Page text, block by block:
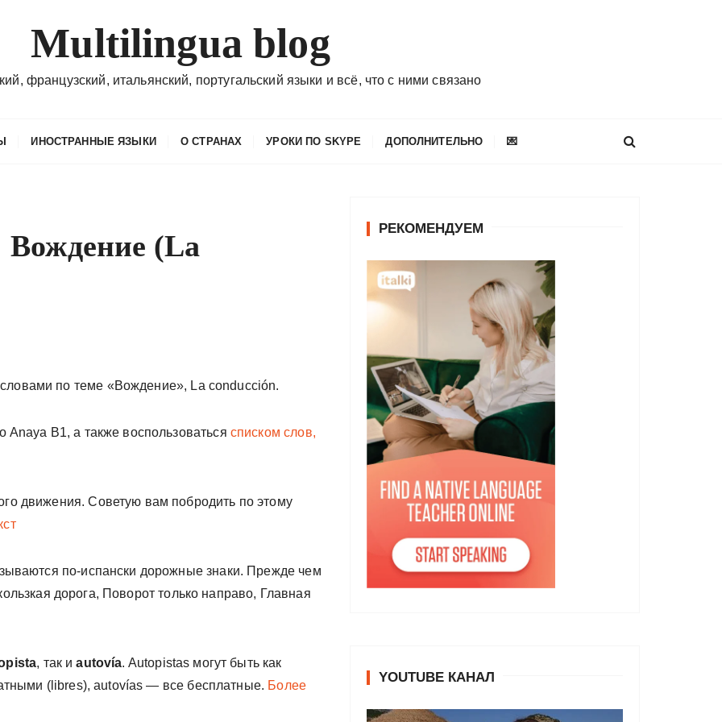
Multilingua blog
французский, итальянский, португальский языки и всё, что с ними связано
ИНОСТРАННЫЕ ЯЗЫКИ О СТРАНАХ УРОКИ ПО SKYPE ДОПОЛНИТЕЛЬНО 💌
Вождение (La
по теме «Вождение», La conducción.
B1, а также воспользоваться списком слов,
движения. Советую вам побродить по этому
по-испански дорожные знаки. Прежде чем
дорога, Поворот только направо, Главная
, так иautovía. Autopistas могут быть как
(libres), autovías — все бесплатные. Более
РЕКОМЕНДУЕМ
YOUTUBE КАНАЛ